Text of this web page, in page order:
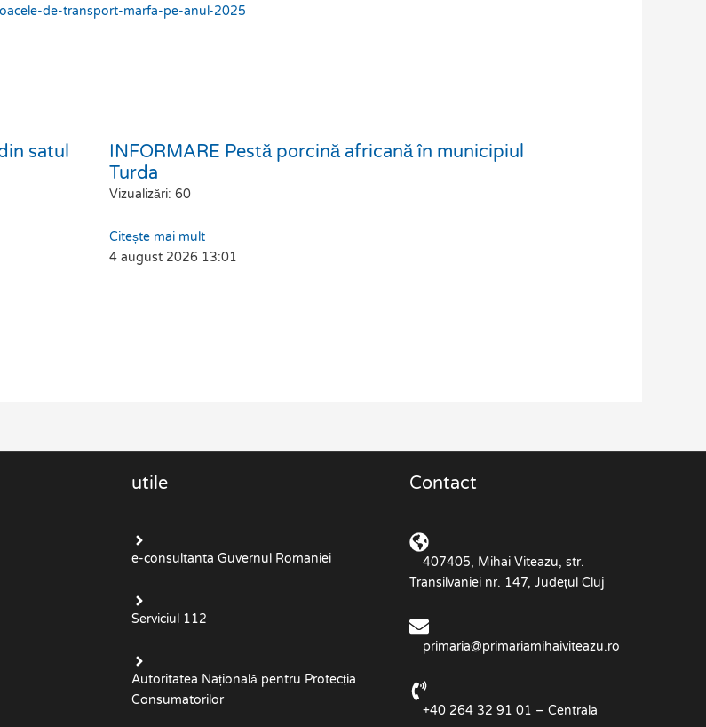
de-transport-marfa-pe-anul-2025
satul
INFORMARE Pestă porcină africană în municipiul
Turda
Vizualizări: 60
Citește mai mult
4 august 2026 13:01
utile
e-consultanta Guvernul Romaniei
Serviciul 112
Autoritatea Națională pentru Protecția
Consumatorilor
Contact
407405, Mihai Viteazu, str.
Transilvaniei nr. 147, Județul Cluj
primaria@primariamihaiviteazu.ro
+40 264 32 91 01 – Centrala